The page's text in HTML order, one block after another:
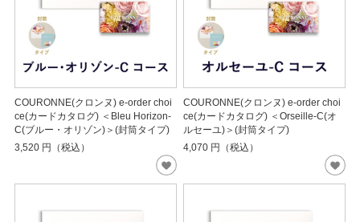
COURONNE(クロンヌ) e-order choi
ce(カードカタログ) ＜Bleu Horizon-
C(ブルー・オリゾン)＞(封筒タイプ)
3,520 円（税込）
COURONNE(クロンヌ) e-order choi
ce(カードカタログ) ＜Orseille-C(オ
ルセーユ)＞(封筒タイプ)
4,070 円（税込）